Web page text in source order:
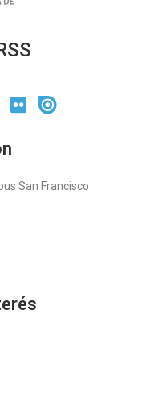
San Francisco